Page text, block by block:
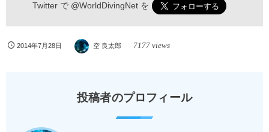
Twitter で @WorldDivingNetを
2014年7月28日 空 良太郎 7177 views
投稿者のプロフィール